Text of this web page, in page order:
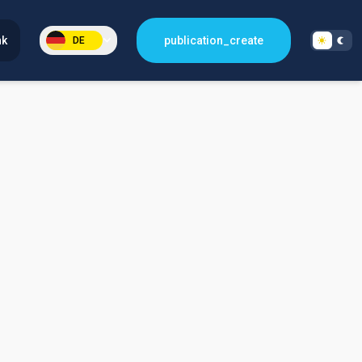
DE publication_create